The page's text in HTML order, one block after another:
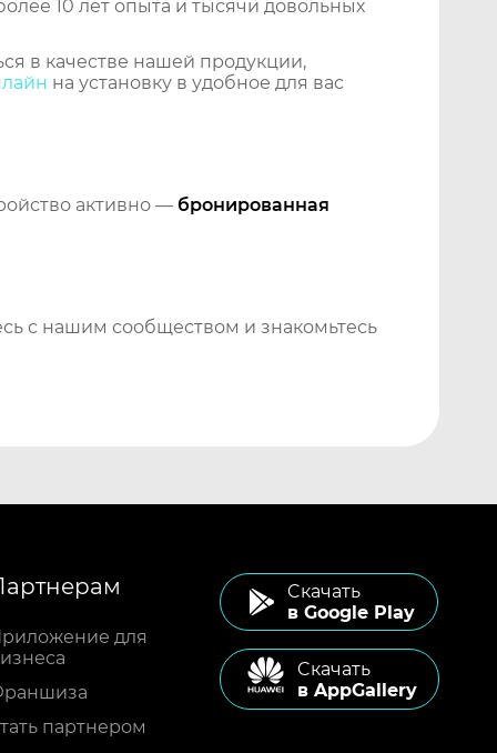
10 лет опыта и тысячи довольных
в качестве нашей продукции,
на установку в удобное для вас
активно — бронированная
с нашим сообществом и знакомьтесь
для
партнером
Cкачать
в Google Play
Cкачать
в AppGallery